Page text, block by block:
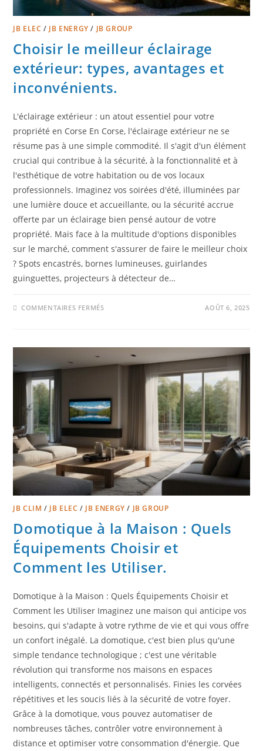
JB ELEC / JB ENERGY / JB GROUP
Choisir le meilleur éclairage
extérieur: types, avantages et
inconvénients.
L'éclairage extérieur : un atout essentiel pour votre
propriété en Corse En Corse, l'éclairage extérieur ne se
résume pas à une simple commodité. Il s'agit d'un élément
crucial qui contribue à la sécurité, à la fonctionnalité et à
l'esthétique de votre habitation ou de vos locaux
professionnels. Imaginez vos soirées d'été, illuminées par
une lumière douce et accueillante, ou la sécurité accrue
offerte par un éclairage bien pensé autour de votre
propriété. Mais face à la multitude d'options disponibles
sur le marché, comment s'assurer de faire le meilleur choix
? Spots encastrés, bornes lumineuses, guirlandes
guinguettes, projecteurs à détecteur de…
COMMENTAIRES FERMÉS AOÛT 6, 2025
JB CLIM / JB ELEC / JB ENERGY / JB GROUP
Domotique à la Maison : Quels
Équipements Choisir et
Comment les Utiliser.
Domotique à la Maison : Quels Équipements Choisir et
Comment les Utiliser Imaginez une maison qui anticipe vos
besoins, qui s'adapte à votre rythme de vie et qui vous offre
un confort inégalé. La domotique, c'est bien plus qu'une
simple tendance technologique ; c'est une véritable
révolution qui transforme nos maisons en espaces
intelligents, connectés et personnalisés. Finies les corvées
répétitives et les soucis liés à la sécurité de votre foyer.
Grâce à la domotique, vous pouvez automatiser de
nombreuses tâches, contrôler votre environnement à
distance et optimiser votre consommation d'énergie. Que